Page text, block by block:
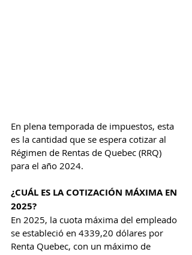
En plena temporada de impuestos, esta
es la cantidad que se espera cotizar al
Régimen de Rentas de Quebec (RRQ)
para el año 2024.
¿CUÁL ES LA COTIZACIÓN MÁXIMA EN
2025?
En 2025, la cuota máxima del empleado
se estableció en 4339,20 dólares por
Renta Quebec, con un máximo de